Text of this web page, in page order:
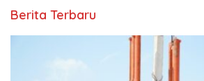
Berita Terbaru